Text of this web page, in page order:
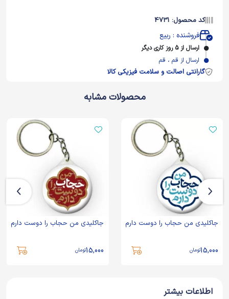
کد محصول: 4731
فروشنده : ربیع
ارسال از 5 روز کاری دیگر
ارسال از قم ، قم
گارانتی اصالت و سلامت فیزیکی کالا
محصولات مشابه
جاکلیدی من حجاب را دوست دارم
15,000تومان
جاکلیدی من حجاب را دوست دارم
15,000تومان
اطلاعات بیشتر